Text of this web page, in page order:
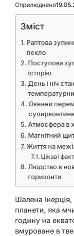
Оприлюднено
Зміст
Раптова
пекло
Поступова
історію
День і ніч
Океани
Атмосфера в
Магнітний
Життя на
Цікаві
Людство в
горизонти
Шалена
планети, яка
годину на
вмуроване в